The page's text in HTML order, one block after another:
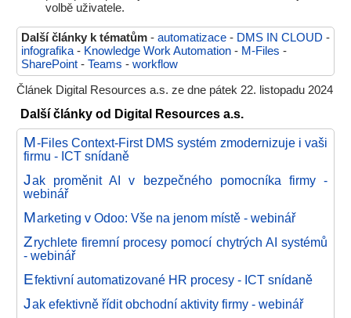
volbě uživatele.
Další články k tématům - automatizace - DMS IN CLOUD -
infografika - Knowledge Work Automation - M-Files -
SharePoint - Teams - workflow
Článek Digital Resources a.s. ze dne pátek 22. listopadu 2024
Další články od Digital Resources a.s.
M-Files Context-First DMS systém zmodernizuje i vaši
firmu - ICT snídaně
Jak proměnit AI v bezpečného pomocníka firmy -
webinář
Marketing v Odoo: Vše na jenom místě - webinář
Zrychlete firemní procesy pomocí chytrých AI systémů
- webinář
Efektivní automatizované HR procesy - ICT snídaně
Jak efektivně řídit obchodní aktivity firmy - webinář